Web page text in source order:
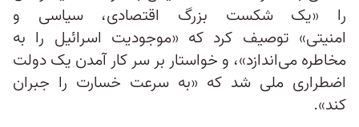
را «یک شکست بزرگ اقتصادی، سیاسی و
امنیتی» توصیف کرد که «موجودیت اسرائیل را به
مخاطره می‌اندازد»، و خواستار بر سر کار آمدن یک دولت
اضطراری ملی شد که «به سرعت خسارت را جبران
کند».